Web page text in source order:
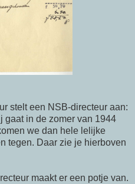
stelt een NSB-directeur aan:
gaat in de zomer van 1944
we dan hele lelijke
tegen. Daar zie je hierboven
maakt er een potje van.